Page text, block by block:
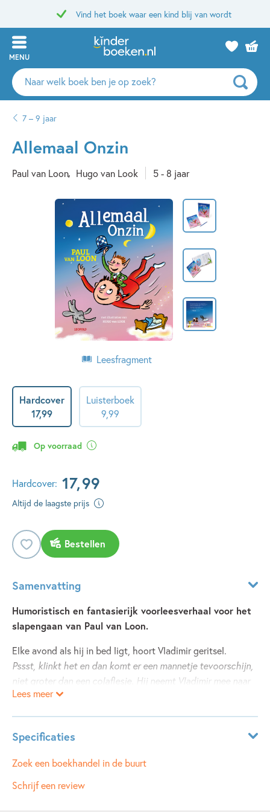
Vind het boek waar een kind blij van wordt
MENU
Zoeken
naar
auteurs
uitgevers
7 – 9 jaar
Allemaal Onzin
Paul van Loon Hugo van Look 5 - 8 jaar
Leesfragment
Hardcover
17,99
Luisterboek
9,99
Op voorraad
Hardcover: 17,99
Altijd de laagste prijs
Bestellen
Samenvatting
Humoristisch en fantasierijk voorleesverhaal voor het
slapengaan van Paul van Loon.
Elke avond als hij in bed ligt, hoort Vladimir geritsel.
Pssst, klinkt het en dan komt er een mannetje tevoorschijn,
niet groter dan een colaflesje. Hij neemt Vladimir mee naar
Het Land Achter Het Behang. Samen beleven ze een gek,
- Wie is toch dat mannetje achter het behang?
- Dat is Onzin. Welterusten!
Lees meer
Specificaties
Leeftijdsindicatie: 5 - 8 jaar
ISBN:
9789025878368
Zoek een boekhandel in de buurt
Schrijf een review